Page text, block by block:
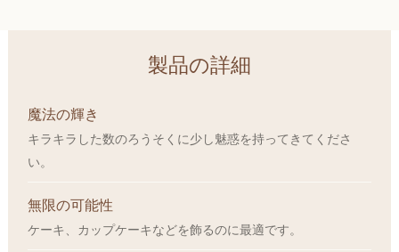
製品の詳細
魔法の輝き
キラキラした数のろうそくに少し魅惑を持ってきてくださ
い。
無限の可能性
ケーキ、カップケーキなどを飾るのに最適です。